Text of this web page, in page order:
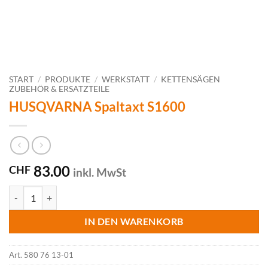
START / PRODUKTE / WERKSTATT / KETTENSÄGEN
ZUBEHÖR & ERSATZTEILE
HUSQVARNA Spaltaxt S1600
CHF 83.00 inkl. MwSt
IN DEN WARENKORB
Art. 580 76 13-01